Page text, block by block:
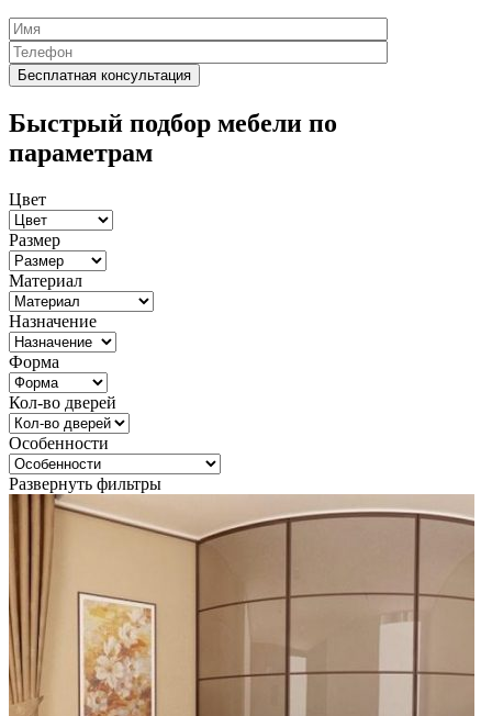
Быстрый подбор мебели по
параметрам
Цвет
Размер
Материал
Назначение
Форма
Кол-во дверей
Особенности
Развернуть фильтры